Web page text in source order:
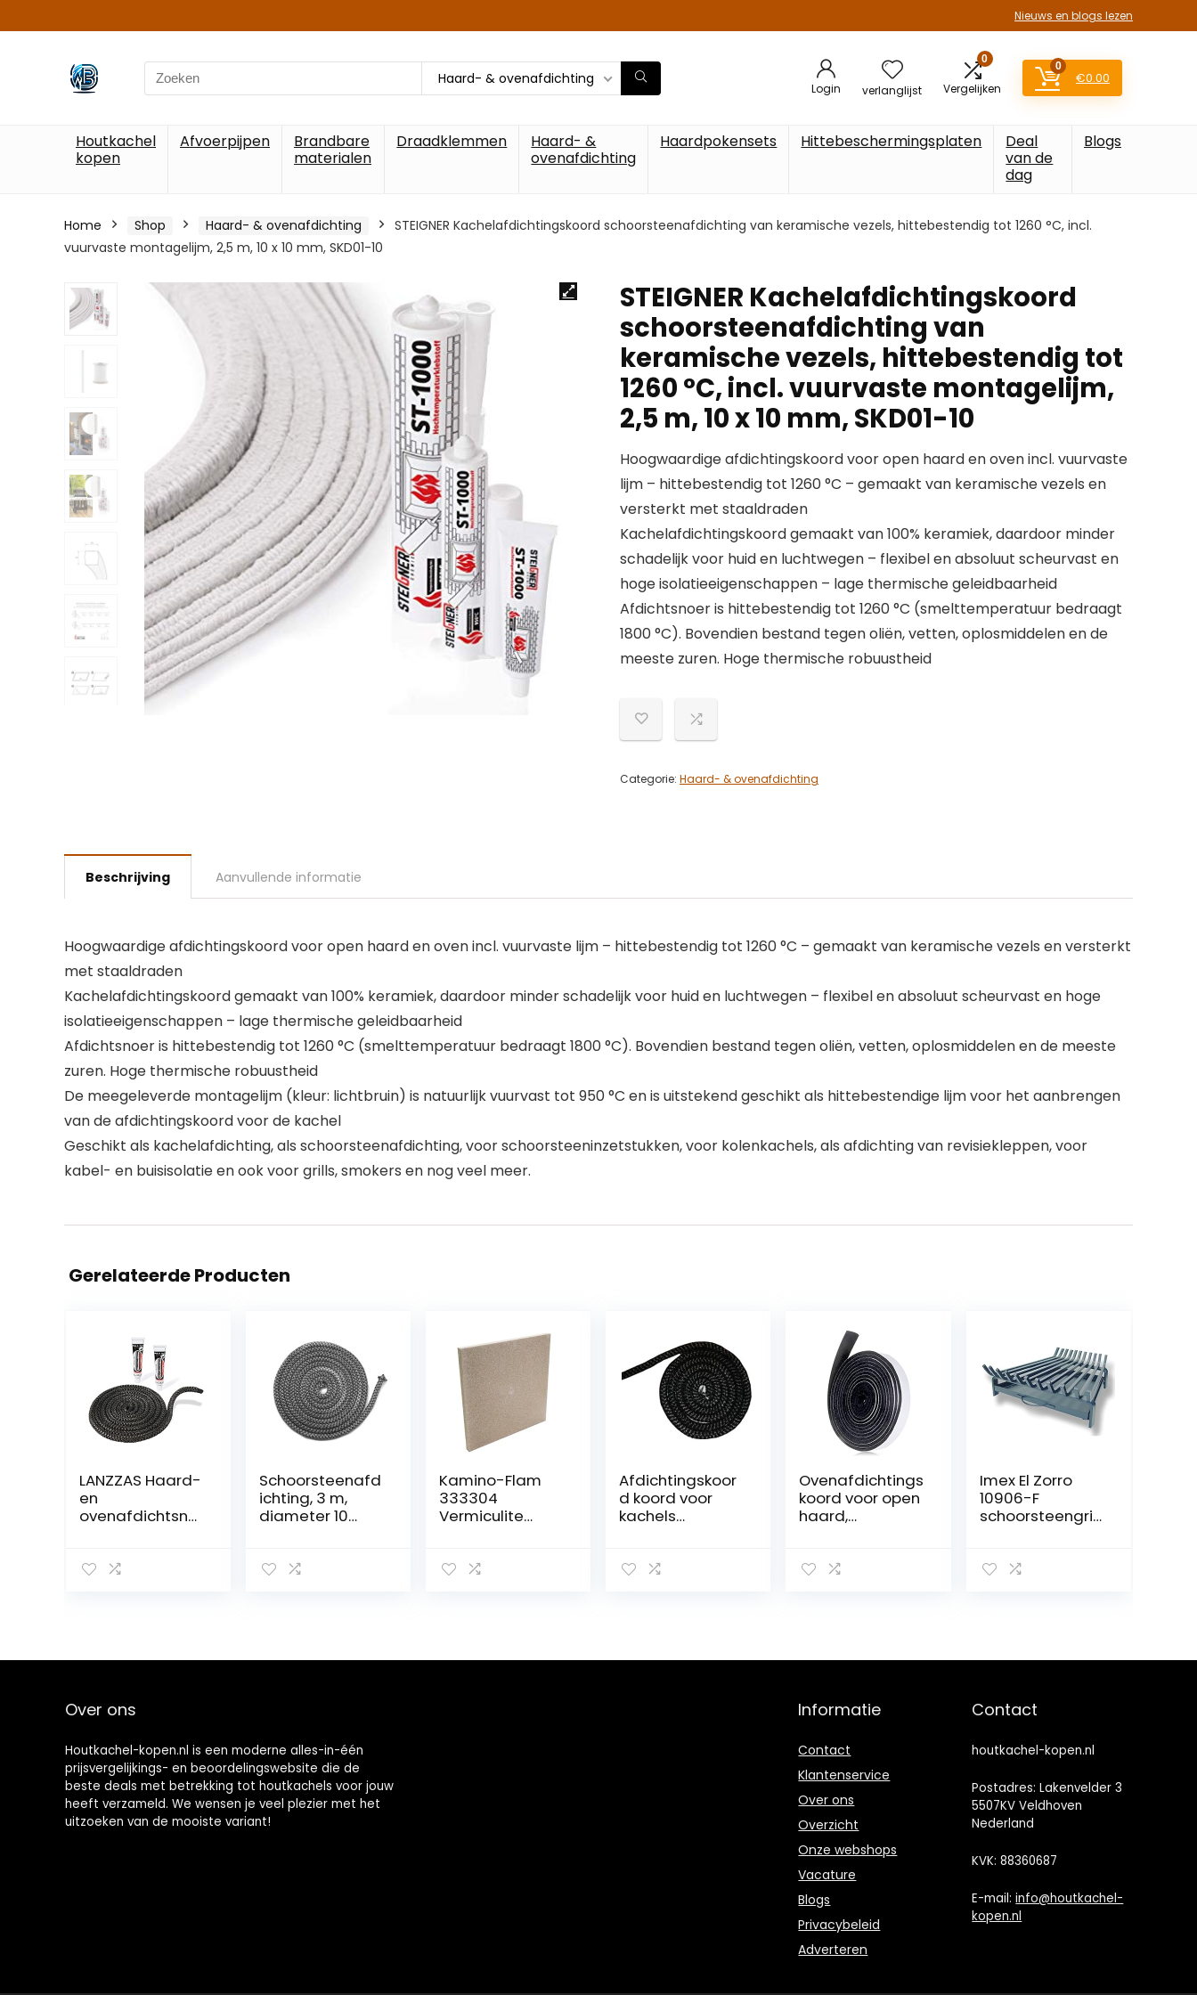
Nieuws en blogs lezen
Search
for:
Haard- & ovenafdichting
Login verlanglijst
0
Vergelijken
0
€0.00
Houtkachel
kopen
Afvoerpijpen
Brandbare
materialen
Draadklemmen
Haard- &
ovenafdichting
Haardpokensets Hittebeschermingsplaten
Deal
van de
dag
Blogs
Home Shop Haard- & ovenafdichting
STEIGNER Kachelafdichtingskoord schoorsteenafdichting van keramische vezels, hittebestendig tot 1260 °C, incl.
vuurvaste montagelijm, 2,5 m, 10 x 10 mm, SKD01-10
STEIGNER Kachelafdichtingskoord
schoorsteenafdichting van
keramische vezels, hittebestendig tot
1260 °C, incl. vuurvaste montagelijm,
2,5 m, 10 x 10 mm, SKD01-10
Hoogwaardige afdichtingskoord voor open haard en oven incl. vuurvaste
lijm – hittebestendig tot 1260 °C – gemaakt van keramische vezels en
versterkt met staaldraden
Kachelafdichtingskoord gemaakt van 100% keramiek, daardoor minder
schadelijk voor huid en luchtwegen – flexibel en absoluut scheurvast en
hoge isolatieeigenschappen – lage thermische geleidbaarheid
Afdichtsnoer is hittebestendig tot 1260 °C (smelttemperatuur bedraagt
1800 °C). Bovendien bestand tegen oliën, vetten, oplosmiddelen en de
meeste zuren. Hoge thermische robuustheid
Categorie: Haard- & ovenafdichting
Beschrijving Aanvullende informatie
Hoogwaardige afdichtingskoord voor open haard en oven incl. vuurvaste lijm – hittebestendig tot 1260 °C – gemaakt van keramische vezels en versterkt
met staaldraden
Kachelafdichtingskoord gemaakt van 100% keramiek, daardoor minder schadelijk voor huid en luchtwegen – flexibel en absoluut scheurvast en hoge
isolatieeigenschappen – lage thermische geleidbaarheid
Afdichtsnoer is hittebestendig tot 1260 °C (smelttemperatuur bedraagt 1800 °C). Bovendien bestand tegen oliën, vetten, oplosmiddelen en de meeste
zuren. Hoge thermische robuustheid
De meegeleverde montagelijm (kleur: lichtbruin) is natuurlijk vuurvast tot 950 °C en is uitstekend geschikt als hittebestendige lijm voor het aanbrengen
van de afdichtingskoord voor de kachel
Geschikt als kachelafdichting, als schoorsteenafdichting, voor schoorsteeninzetstukken, voor kolenkachels, als afdichting van revisiekleppen, voor
kabel- en buisisolatie en ook voor grills, smokers en nog veel meer.
Gerelateerde Producten
LANZZAS Haard-
en
ovenafdichtsno
glasband voor
vuurvaste
Schoorsteenafd
ichting, 3 m,
diameter 10
niet zelfklevend,
Kamino-Flam
333304
Vermiculite
Afdichtingskoor
d koord voor
kachels
Ovenafdichtings
koord voor open
haard,
afdichting,
grill,
kachelramen,
kachelpijp
Imex El Zorro
10906-F
schoorsteengrill
Over ons
Houtkachel-kopen.nl is een moderne alles-in-één
prijsvergelijkings- en beoordelingswebsite die de
beste deals met betrekking tot houtkachels voor jouw
heeft verzameld. We wensen je veel plezier met het
uitzoeken van de mooiste variant!
Informatie
Contact
Klantenservice
Over ons
Overzicht
Onze webshops
Vacature
Blogs
Privacybeleid
Adverteren
Contact
houtkachel-kopen.nl
Postadres: Lakenvelder 3
5507KV Veldhoven
Nederland
KVK: 88360687
E-mail:info@houtkachel-
kopen.nl